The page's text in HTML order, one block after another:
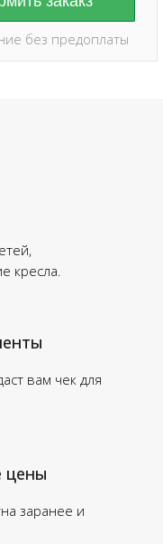
без предоплаты
кресла.
вам чек для
заранее и
цены